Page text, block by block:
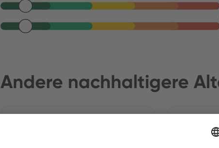
Andere nachhaltigere
Rotkohl